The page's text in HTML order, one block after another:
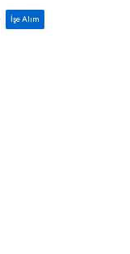
İşe Alım